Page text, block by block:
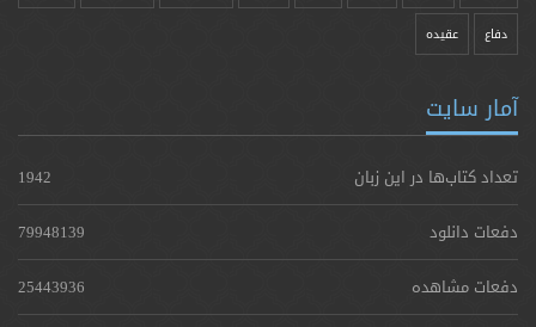
دفاع عقیده
آمار سایت
تعداد کتاب‌ها در این زبان
1942
دفعات دانلود
79948139
دفعات مشاهده
25443936